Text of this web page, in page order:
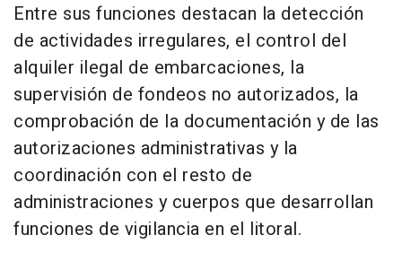
Entre sus funciones destacan la detección
de actividades irregulares, el control del
alquiler ilegal de embarcaciones, la
supervisión de fondeos no autorizados, la
comprobación de la documentación y de las
autorizaciones administrativas y la
coordinación con el resto de
administraciones y cuerpos que desarrollan
funciones de vigilancia en el litoral.